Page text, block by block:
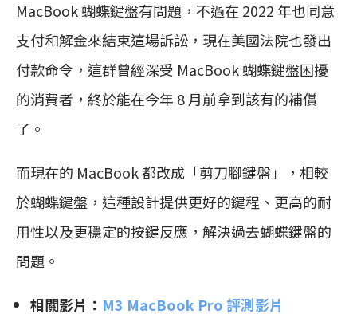
MacBook 蝴蝶鍵盤有問題，不過在 2022 年也同意
支付和解金來結束這場訴訟，現在美國法院也發出
付款命令，這群曾經深受 MacBook 蝴蝶鍵盤困擾
的消費者，終於能在今年 8 月前拿到該有的補償
了。
而現在的 MacBook 都改成「剪刀腳鍵盤」，相較
於蝴蝶鍵盤，這種設計提供更好的鍵程、更高的耐
用性以及更穩定的按鍵反應，解決過去蝴蝶鍵盤的
問題。
相關影片： M3 MacBook Pro 評測影片